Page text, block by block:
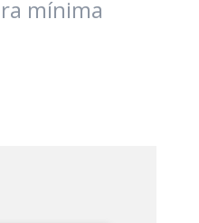
mínima